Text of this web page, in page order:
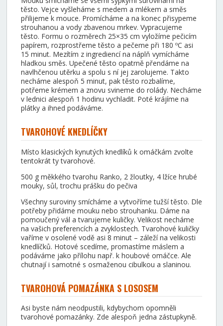
těsto. Vejce vyšleháme s medem a mlékem a směs
přilijeme k mouce. Promícháme a na konec přisypeme
strouhanou a vody zbavenou mrkev. Vypracujeme
těsto. Formu o rozměrech 25×35 cm vyložíme pečicím
papírem, rozprostřeme těsto a pečeme při 180 ºC asi
15 minut. Mezítím z ingrediencí na náplň vymícháme
hladkou směs. Upečené těsto opatrně přendáme na
navlhčenou utěrku a spolu s ní jej zarolujeme. Takto
necháme alespoň 5 minut, pak těsto rozbalíme,
potřeme krémem a znovu svineme do rolády. Necháme
v lednici alespoň 1 hodinu vychladit. Poté krájíme na
plátky a ihned podáváme.
TVAROHOVÉ KNEDLÍČKY
Místo klasických kynutých knedlíků k omáčkám zvolte
tentokrát ty tvarohové.
500 g měkkého tvarohu Ranko, 2 žloutky, 4 lžíce hrubé
mouky, sůl, trochu prášku do pečiva
Všechny suroviny smícháme a vytvoříme tužší těsto. Dle
potřeby přidáme mouku nebo strouhanku. Dáme na
pomoučený vál a tvarujeme kuličky. Velikost necháme
na vašich preferencích a zvyklostech. Tvarohové kuličky
vaříme v osolené vodě asi 8 minut – záleží na velikosti
knedlíčků. Hotové scedíme, promastíme máslem a
podáváme jako přílohu např. k houbové omáčce. Ale
chutnají i samotné s osmaženou cibulkou a slaninou.
TVAROHOVÁ POMAZÁNKA S LOSOSEM
Asi byste nám neodpustili, kdybychom opomněli
tvarohové pomazánky. Zde alespoň jedna zástupkyně.